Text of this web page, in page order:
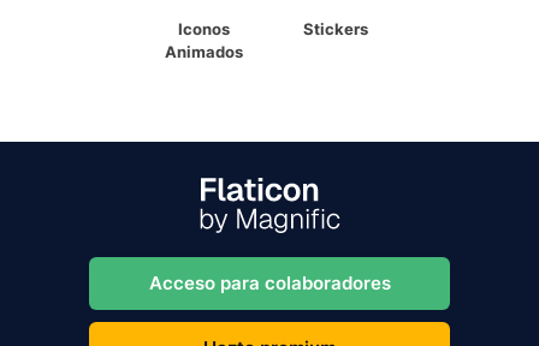
Iconos
Animados
Stickers
Acceso para colaboradores